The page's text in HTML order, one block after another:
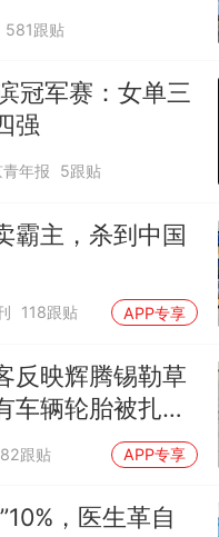
581跟贴
冠军赛：女单三
强
年报 5跟贴
霸主，杀到中国
118跟贴 APP专享
反映辉腾锡勒草
车辆轮胎被扎，
换胎价格高达千
发布情况通报
跟贴 APP专享
，医生革自